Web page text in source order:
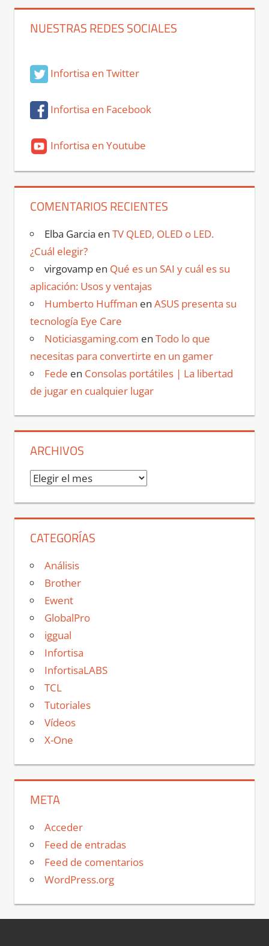
NUESTRAS REDES SOCIALES
Infortisa en Twitter
Infortisa en Facebook
Infortisa en Youtube
COMENTARIOS RECIENTES
Elba Garcia en TV QLED, OLED o LED.
¿Cuál elegir?
virgovampen Qué es un SAI y cuál es su
aplicación: Usos y ventajas
Humberto Huffman en ASUS presenta su
tecnología Eye Care
Noticiasgaming.com en Todo lo que
necesitas para convertirte en un gamer
Fede en Consolas portátiles | La libertad
de jugar en cualquier lugar
ARCHIVOS
Archivos
CATEGORÍAS
Análisis
Brother
Ewent
GlobalPro
iggual
Infortisa
InfortisaLABS
TCL
Tutoriales
Vídeos
X-One
META
Acceder
Feed de entradas
Feed de comentarios
WordPress.org